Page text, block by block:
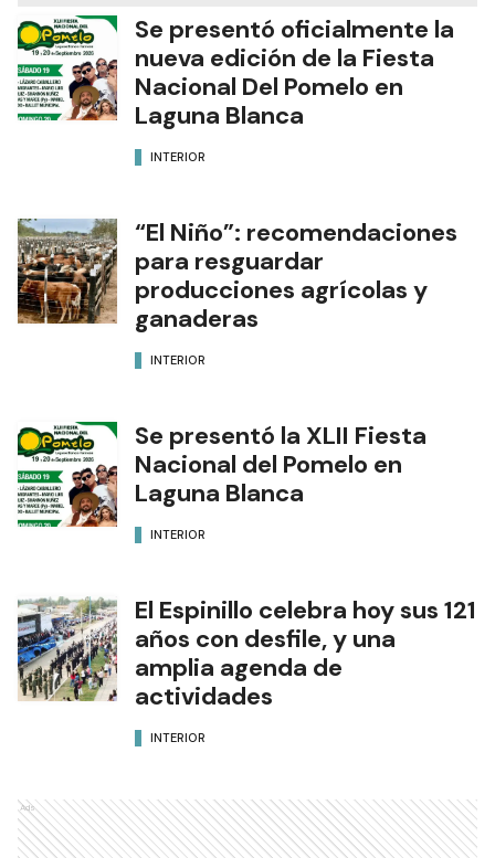
Se presentó oficialmente la
nueva edición de la Fiesta
Nacional Del Pomelo en
Laguna Blanca
INTERIOR
“El Niño”: recomendaciones
para resguardar
producciones agrícolas y
ganaderas
INTERIOR
Se presentó la XLII Fiesta
Nacional del Pomelo en
Laguna Blanca
INTERIOR
El Espinillo celebra hoy sus 121
años con desfile, y una
amplia agenda de
actividades
INTERIOR
Ads